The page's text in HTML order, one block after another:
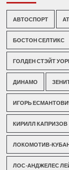
АВТОСПОРТ
БОСТОН СЕЛТИКС
ГОЛДЕН СТЭЙТ
ДИНАМО
ИГОРЬ
КИРИЛЛ КАПРИЗОВ
ЛОКОМОТИВ-
ЛОС-АНДЖЕЛЕС